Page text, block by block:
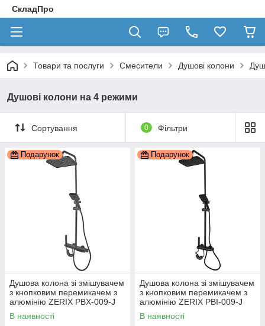
СкладПро
Товари та послуги Смесители Душові колони
Душові колони на 4 режими
Сортування 0 Фільтри
Подарунок
Душова колона зі змішувачем
з кнопковим перемикачем з
алюмінію ZERIX PBX-009-J
GRAPHITE, 4 режими
(ZX5851)
В наявності
Подарунок
Душова колона зі змішувачем
з кнопковим перемикачем з
алюмінію ZERIX PBI-009-J
BLACK,4 режими (ZX5849)
В наявності